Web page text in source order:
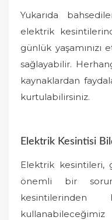
Yukarıda
elektrik
günlük
sağlayabilir.
kaynaklardan
kurtulabilirsiniz.
Elektrik Kesintisi
Elektrik kesintileri,
önemli bir